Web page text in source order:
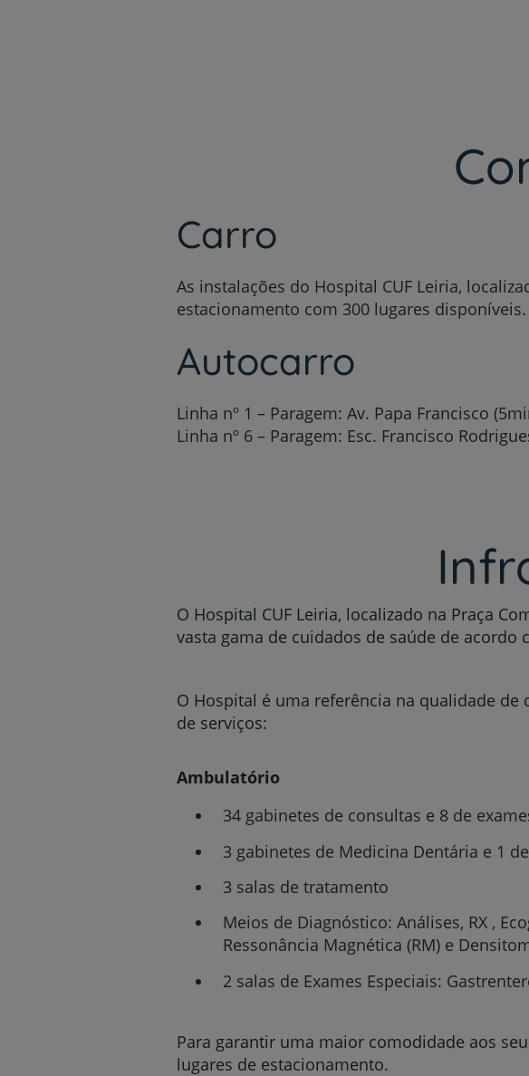
Carro
As instalações do Hospital CUF Leiria,
estacionamento com 300 lugares disponíveis.
Autocarro
Linha nº 1 – Paragem: Av. Papa Francisco
Linha nº 6 – Paragem: Esc. Francisco
O Hospital CUF Leiria, localizado na Praça
vasta gama de cuidados de saúde de
O Hospital é uma referência na qualidade
de serviços:
Ambulatório
34 gabinetes de consultas e 8 de
3 gabinetes de Medicina Dentária e 1
3 salas de tratamento
Meios de Diagnóstico: Análises, RX ,
Ressonância Magnética (RM) e
2 salas de Exames Especiais:
Para garantir uma maior comodidade aos
lugares de estacionamento.